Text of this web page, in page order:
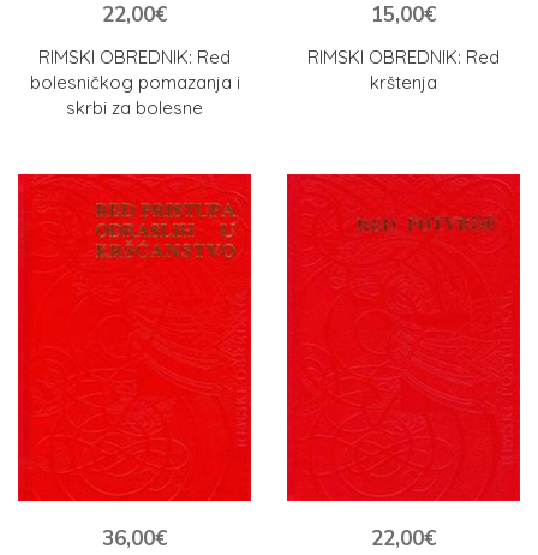
RIMSKI OBREDNIK: Red
bolesničkog pomazanja i
skrbi za bolesne
22,00€
RIMSKI OBREDNIK: Red
krštenja
15,00€
36,00€ 22,00€